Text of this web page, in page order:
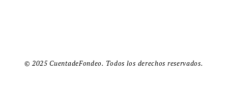
© 2025 CuentadeFondeo. Todos los derechos reservados.